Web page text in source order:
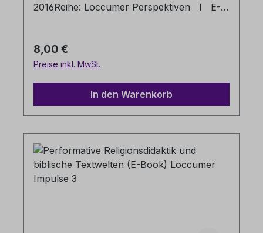
2016Reihe: Loccumer Perspektiven I E-
Dieses Buch ist ein Antwortversuch auf
diese Frage. Es erläutert zentrale Bibeltexte
Entstehung und stellt die grundlegenden
Inhalte des christlichen Glaubens dar. Die
aktuellen Forschungsergebnisse der
theologischen Wissenschaften werden
anschaulich wiedergegeben. Das Buch
macht darüber hinaus wichtige
geschichtliche Entwicklungslinien und ihre
Regulärer Preis:
8,00 €
Preise inkl. MwSt.
In den Warenkorb